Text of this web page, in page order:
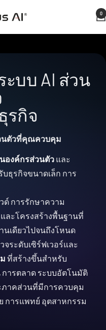
0
ะบบ AI ส่วน
รกิจ
นตัวที่คุณควบคุม
นองค์กรส่วนตัว และ
ธุรกิจขนาดเล็ก การ
ด์ การรักษาความ
ละโครงสร้างพื้นฐานที่
เดียวไปจนถึงโหนด
ระดับเซิร์ฟเวอร์และ
ที่สร้างขึ้นสําหรับ
การตลาด ระบบอัตโนมัติ
ภาคส่วนที่มีการควบคุม
การแพทย์ อุตสาหกรรม